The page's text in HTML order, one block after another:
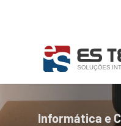
Informática e